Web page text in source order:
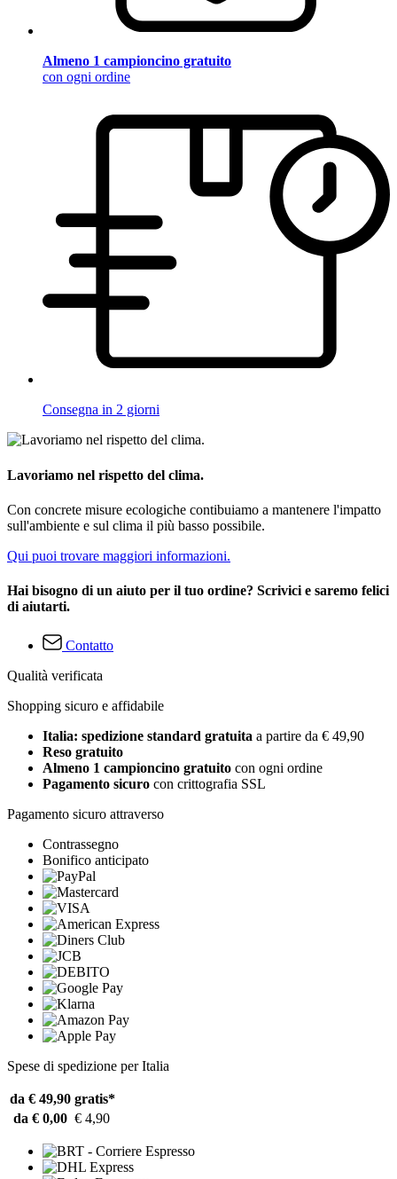
Almeno 1 campioncino gratuito
con ogni ordine
Consegna in 2 giorni
Lavoriamo nel rispetto del clima.
Con concrete misure ecologiche contibuiamo a mantenere l'impatto
sull'ambiente e sul clima il più basso possibile.
Qui puoi trovare maggiori informazioni.
Hai bisogno di un aiuto per il tuo ordine? Scrivici e saremo felici
di aiutarti.
Contatto
Qualità verificata
Shopping sicuro e affidabile
Italia: spedizione standard gratuita a partire da € 49,90
Reso gratuito
Almeno 1 campioncino gratuito con ogni ordine
Pagamento sicuro con crittografia SSL
Pagamento sicuro attraverso
Contrassegno
Bonifico anticipato
Spese di spedizione per Italia
da € 49,90 gratis*
da € 0,00 € 4,90